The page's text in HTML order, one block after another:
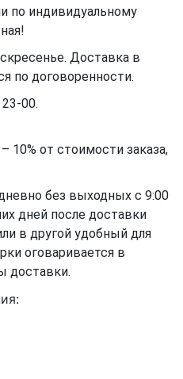
по индивидуальному
Доставка в
по договоренности.
00.
10% от стоимости заказа,
без выходных с 9:00
дней после доставки
в другой удобный для
оговаривается в
доставки.